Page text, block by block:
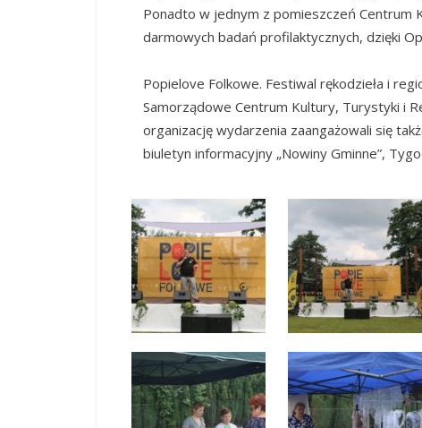
Ponadtow jednym z pomieszczeń Centrum
darmowych badań profilaktycznych, dzięki
Popielove Folkowe. Festiwal rękodzieła i
Samorządowe Centrum Kultury, Turystyki i
organizację wydarzenia zaangażowali się
biuletyn informacyjny „Nowiny Gminne”,